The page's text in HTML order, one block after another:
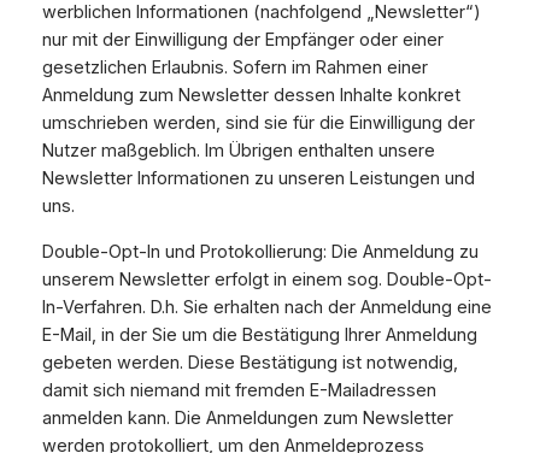
werblichen Informationen (nachfolgend „Newsletter“)
nur mit der Einwilligung der Empfänger oder einer
gesetzlichen Erlaubnis. Sofern im Rahmen einer
Anmeldung zum Newsletter dessen Inhalte konkret
umschrieben werden, sind sie für die Einwilligung der
Nutzer maßgeblich. Im Übrigen enthalten unsere
Newsletter Informationen zu unseren Leistungen und
uns.
Double-Opt-In und Protokollierung: Die Anmeldung zu
unserem Newsletter erfolgt in einem sog. Double-Opt-
In-Verfahren. D.h. Sie erhalten nach der Anmeldung eine
E-Mail, in der Sie um die Bestätigung Ihrer Anmeldung
gebeten werden. Diese Bestätigung ist notwendig,
damit sich niemand mit fremden E-Mailadressen
anmelden kann. Die Anmeldungen zum Newsletter
werden protokolliert, um den Anmeldeprozess